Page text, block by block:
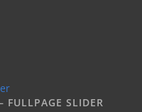
FULLPAGE SLIDER